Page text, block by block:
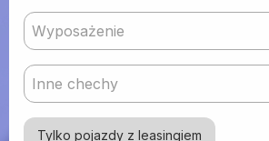
Wyposażenie
Inne chechy
Tylko pojazdy z leasingiem